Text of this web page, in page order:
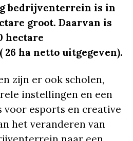
bedrijventerrein is in
groot. Daarvan is
hectare
ha netto uitgegeven).
zijn er ook scholen,
instellingen en een
voor esports en creative
het veranderen van